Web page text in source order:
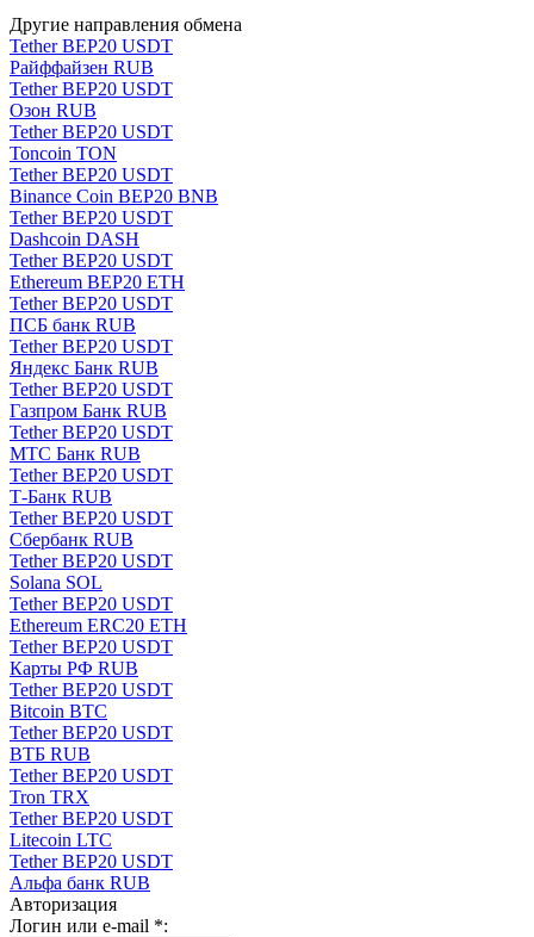
Другие направления обмена
Tether BEP20 USDT
Paйффaйзeн RUB
Tether BEP20 USDT
Озон RUB
Tether BEP20 USDT
Toncoin TON
Tether BEP20 USDT
Binance Coin BEP20 BNB
Tether BEP20 USDT
Dashcoin DASH
Tether BEP20 USDT
Ethereum BEP20 ETH
Tether BEP20 USDT
ПСБ банк RUB
Tether BEP20 USDT
Яндекс Банк RUB
Tether BEP20 USDT
Газпром Банк RUB
Tether BEP20 USDT
МТС Банк RUB
Tether BEP20 USDT
Т-Банк RUB
Tether BEP20 USDT
Сбербанк RUB
Tether BEP20 USDT
Solana SOL
Tether BEP20 USDT
Ethereum ERC20 ETH
Tether BEP20 USDT
Карты РФ RUB
Tether BEP20 USDT
Bitcoin BTC
Tether BEP20 USDT
ВТБ RUB
Tether BEP20 USDT
Tron TRX
Tether BEP20 USDT
Litecoin LTC
Tether BEP20 USDT
Альфа банк RUB
Авторизация
Логин или e-mail *: